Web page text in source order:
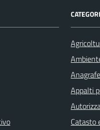
Appalti
Catasto